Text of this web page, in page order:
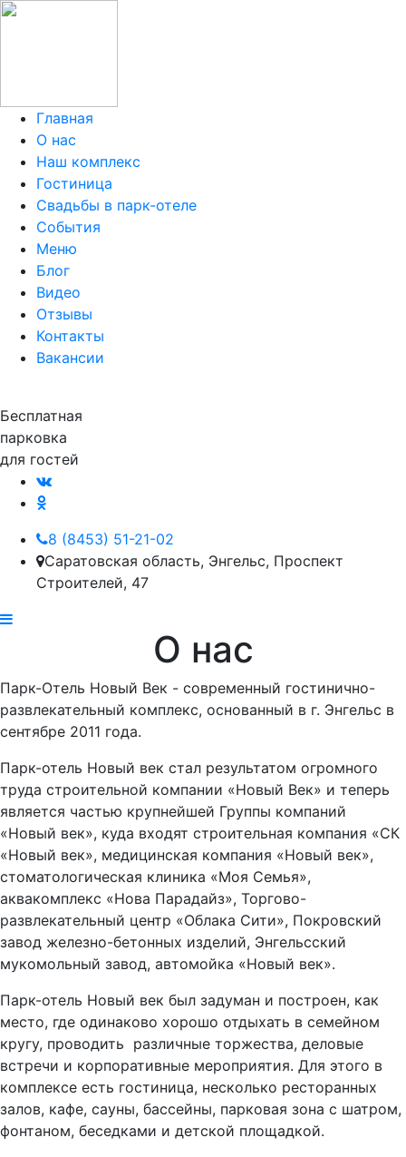
Главная
О нас
Наш комплекс
Гостиница
Свадьбы в парк-отеле
События
Меню
Блог
Видео
Отзывы
Контакты
Вакансии
Бесплатная
парковка
для гостей
8 (8453) 51-21-02
Саратовская область, Энгельс, Проспект
Строителей, 47
О нас
Парк-Отель Новый Век - современный гостинично-
развлекательный комплекс, основанный в г. Энгельс в
сентябре 2011 года.
Парк-отель Новый век стал результатом огромного
труда строительной компании «Новый Век» и теперь
является частью крупнейшей Группы компаний
«Новый век», куда входят строительная компания «СК
«Новый век», медицинская компания «Новый век»,
стоматологическая клиника «Моя Семья»,
аквакомплекс «Нова Парадайз», Торгово-
развлекательный центр «Облака Сити», Покровский
завод железно-бетонных изделий, Энгельсский
мукомольный завод, автомойка «Новый век».
Парк-отель Новый век был задуман и построен, как
место, где одинаково хорошо отдыхать в семейном
кругу, проводить различные торжества, деловые
встречи и корпоративные мероприятия. Для этого в
комплексе есть гостиница, несколько ресторанных
залов, кафе, сауны, бассейны, парковая зона с шатром,
фонтаном, беседками и детской площадкой.